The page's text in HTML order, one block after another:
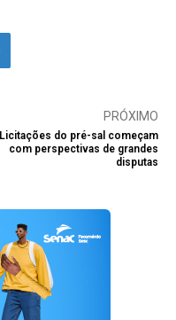
PRÓXIMO
Licitações do pré-sal começam
com perspectivas de grandes
disputas